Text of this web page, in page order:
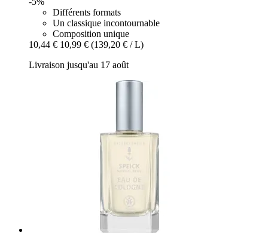
Différents formats
Un classique incontournable
Composition unique
10,44 € 10,99 € (139,20 € / L)
Livraison jusqu'au 17 août